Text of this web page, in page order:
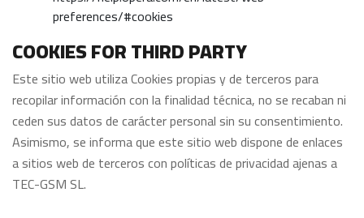
preferences/#cookies
COOKIES FOR THIRD PARTY
Este sitio web utiliza Cookies propias y de terceros para
recopilar información con la finalidad técnica, no se recaban ni
ceden sus datos de carácter personal sin su consentimiento.
Asimismo, se informa que este sitio web dispone de enlaces
a sitios web de terceros con políticas de privacidad ajenas a
TEC-GSM SL.